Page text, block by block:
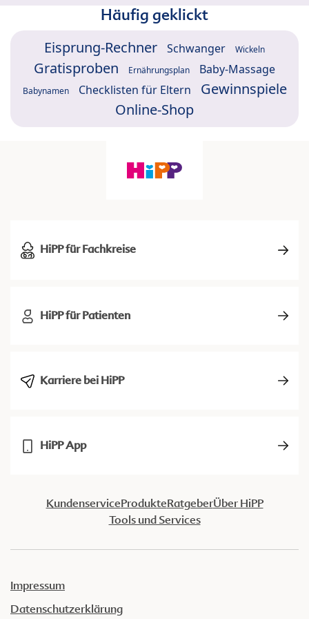
Häufig geklickt
Eisprung-Rechner Schwanger Wickeln
Gratisproben Ernährungsplan Baby-Massage
Babynamen Checklisten für Eltern
Gewinnspiele
Online-Shop
HiPP für Fachkreise
HiPP für Patienten
Karriere bei HiPP
HiPP App
KundenserviceProdukteRatgeberÜber HiPP
Tools und Services
Impressum
Datenschutzerklärung